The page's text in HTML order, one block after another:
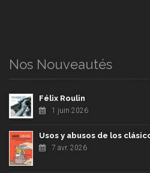
Nos Nouveautés
Félix Roulin
1 juin 2026
Usos y abusos de los
7 avr. 2026